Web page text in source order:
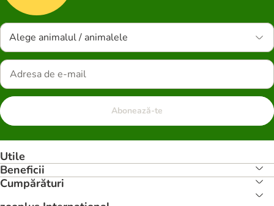
Alege animalul / animalele
Abonează-te
Utile
Beneficii
Cumpărături